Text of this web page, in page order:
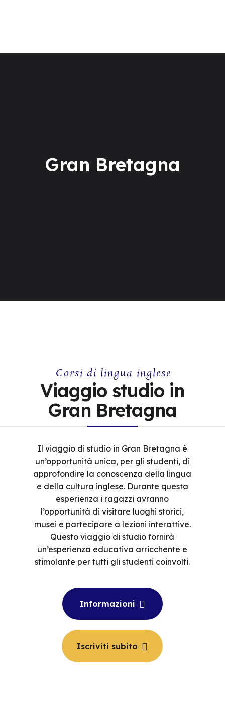
Centro Esami Cambridge
Gran Bretagna
Corsi di lingua inglese
Viaggio studio in
Gran Bretagna
Il viaggio di studio in Gran Bretagna è
un’opportunità unica, per gli studenti, di
approfondire la conoscenza della lingua
e della cultura inglese. Durante questa
esperienza i ragazzi avranno
l’opportunità di visitare luoghi storici,
musei e partecipare a lezioni interattive.
Questo viaggio di studio fornirà
un’esperienza educativa arricchente e
stimolante per tutti gli studenti coinvolti.
Informazioni
Iscriviti subito